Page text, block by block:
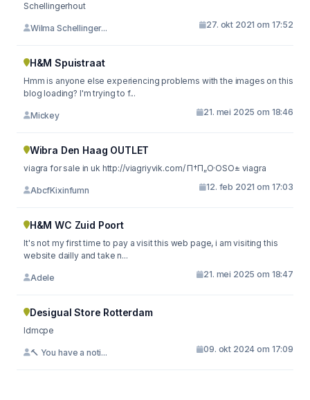
Schellingerhout
Wilma Schellinger... 27. okt 2021 om 17:52
H&M Spuistraat
Hmm is anyone else experiencing problems with the images on this
blog loading? I'm trying to f...
Mickey 21. mei 2025 om 18:46
Wibra Den Haag OUTLET
viagra for sale in uk http://viagriyvik.com/ П†П„О·ОЅО± viagra
AbcfKixinfumn 12. feb 2021 om 17:03
H&M WC Zuid Poort
It's not my first time to pay a visit this web page, i am visiting this
website dailly and take n...
Adele 21. mei 2025 om 18:47
Desigual Store Rotterdam
ldmcpe
🔨 You have a noti... 09. okt 2024 om 17:09